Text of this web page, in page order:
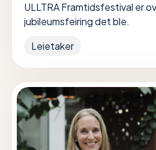
ULLTRA Framtidsfestival er
jubileumsfeiring det ble.
Leietaker